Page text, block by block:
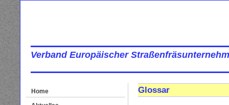
Verband Europäischer
Home
Glossar